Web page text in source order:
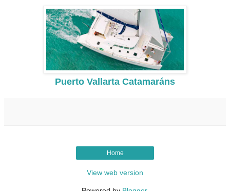
Puerto Vallarta Catamaráns
Home
View web version